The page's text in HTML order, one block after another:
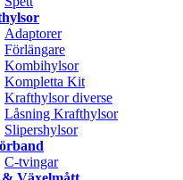
Adaptorer
Förlängare
Kombihylsor
Kompletta Kit
Krafthylsor diverse
Låsning Krafthylsor
Slipershylsor
C-tvingar